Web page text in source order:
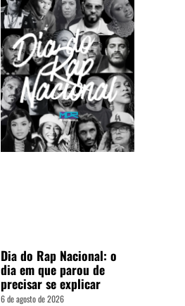
Dia do Rap Nacional: o
dia em que parou de
precisar se explicar
6 de agosto de 2026